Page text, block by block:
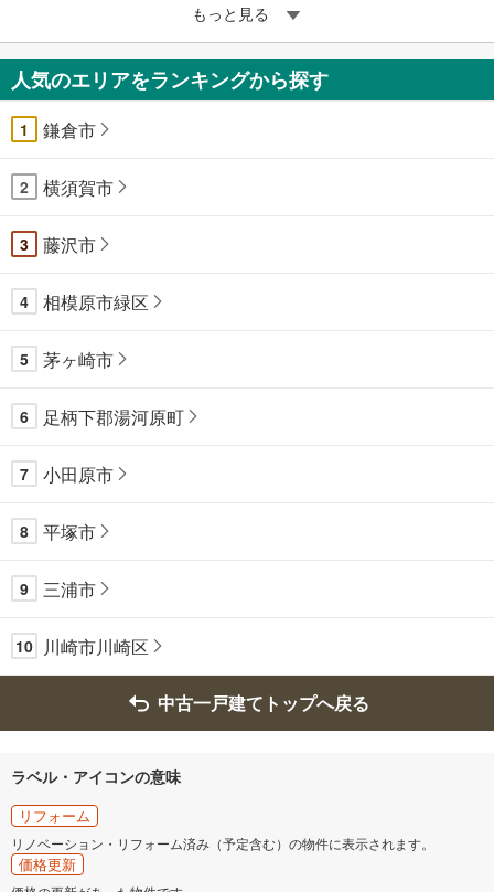
もっと見る
人気のエリアをランキングから探す
1 鎌倉市
2 横須賀市
3 藤沢市
4 相模原市緑区
5 茅ヶ崎市
6 足柄下郡湯河原町
7 小田原市
8 平塚市
9 三浦市
10 川崎市川崎区
中古一戸建てトップへ戻る
ラベル・アイコンの意味
リフォーム
リノベーション・リフォーム済み（予定含む）の物件に表示されます。
価格更新